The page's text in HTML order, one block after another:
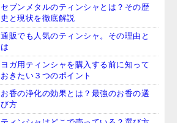
セブンメタルのティンシャとは？その歴
史と現状を徹底解説
通販でも人気のティンシャ。その理由と
は
ヨガ用ティンシャを購入する前に知って
おきたい３つのポイント
お香の浄化の効果とは？最強のお香の選
び方